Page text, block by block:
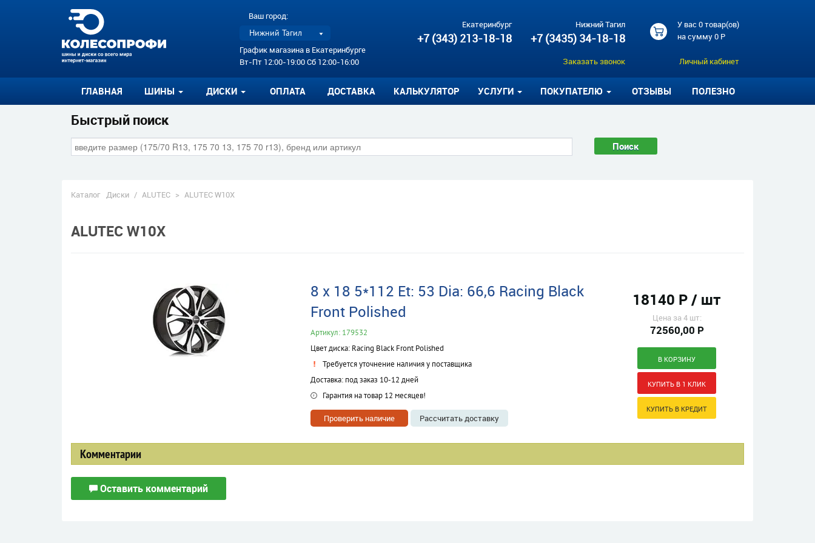
Ваш город:
Нижний Тагил
График магазина в Екатеринбурге
Вт-Пт 12:00-19:00 Сб 12:00-16:00
Екатеринбург
+7 (343) 213-18-18
Нижний Тагил
+7 (3435) 34-18-18
Заказать звонок
У вас 0 товар(ов)
на сумму0 Р
Личный кабинет
ГЛАВНАЯ ШИНЫ ДИСКИ ОПЛАТА ДОСТАВКА КАЛЬКУЛЯТОР УСЛУГИ ПОКУПАТЕЛЮ ОТЗЫВЫ ПОЛЕЗНО
Быстрый поиск
Поиск
Каталог Диски / ALUTEC > ALUTEC W10X
ALUTEC W10X
8 x 18 5*112 Et: 53 Dia: 66,6 Racing Black
Front Polished
Артикул: 179532
Цвет диска: Racing Black Front Polished
Требуется уточнение наличия у поставщика
Доставка: под заказ 10-12 дней
Гарантия на товар 12 месяцев!
Проверить наличие Рассчитать доставку
18140 Р / шт
Цена за 4 шт:
72560,00 Р
Комментарии
Оставить комментарий